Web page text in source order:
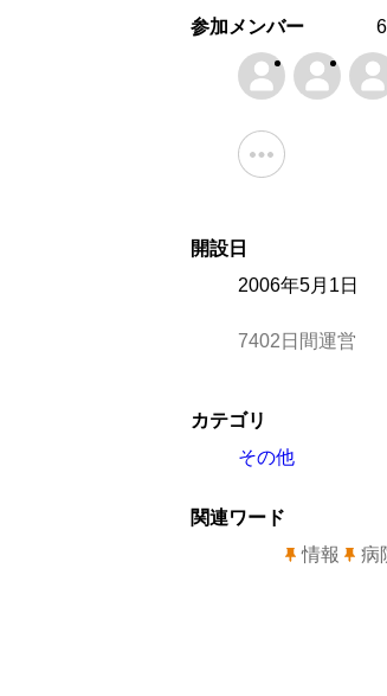
参加メンバー
開設日
2006年5月1日
7402日間運営
カテゴリ
その他
関連ワード
情報
病